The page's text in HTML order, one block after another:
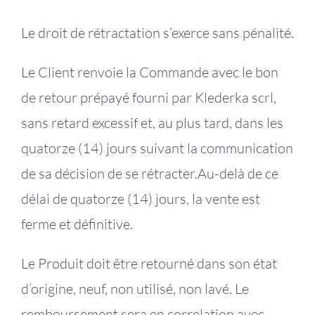
Le droit de rétractation s’exerce sans pénalité.
Le Client renvoie la Commande avec le bon
de retour prépayé fourni par Klederka scrl,
sans retard excessif et, au plus tard, dans les
quatorze (14) jours suivant la communication
de sa décision de se rétracter.Au-delà de ce
délai de quatorze (14) jours, la vente est
ferme et définitive.
Le Produit doit être retourné dans son état
d’origine, neuf, non utilisé, non lavé. Le